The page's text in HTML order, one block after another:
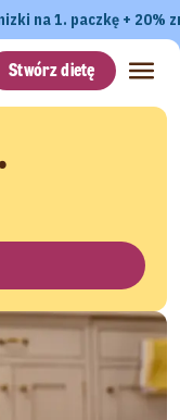
na 1. paczkę + 20%
Stwórz dietę